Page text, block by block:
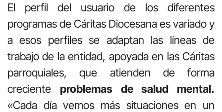
El perfil del usuario de los diferentes
programas de Cáritas Diocesana es variado y
a esos perfiles se adaptan las líneas de
trabajo de la entidad, apoyada en las Cáritas
parroquiales, que atienden de forma
creciente problemas de salud mental.
«Cada día vemos más situaciones en un